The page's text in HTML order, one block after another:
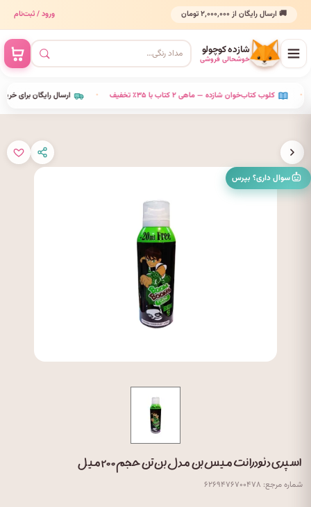
🚚 ارسال رایگان از ۲٬۰۰۰٬۰۰۰ تومان ورود / ثبت‌نام
شازده کوچولو
خوشحالی فروشی
ارسال رایگان برای خرید • کلوب کتاب‌خوان شازده — ماهی ۲ کتاب با ۳۵٪ تخفیف •
سوال داری؟ بپرس
اسپری دئودرانت میس بن مدل بن تن حجم ۲۰۰ میل
شماره مرجع: ۶۲۶۹۴۷۶۷۰۰۴۷۸